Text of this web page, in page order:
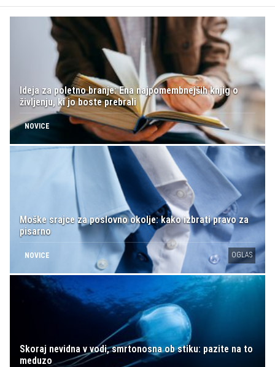
Ideja za poletno branje: Ena najpomembnejših knjig o
življenju, ki jo boste prebrali
NOVICE
Moške srajce za poslovno okolje: kako izbrati pravo za
pisarno
NOVICE OGLAS
Skoraj nevidna v vodi, smrtonosna ob stiku: pazite na to
meduzo